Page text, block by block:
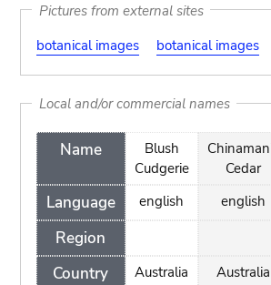
Pictures from external sites
botanical images
botanical images
Local and/or commercial names
Name
Language
Region
Country
Blush
Cudgerie
english
Australia
Cedar
english
Australia